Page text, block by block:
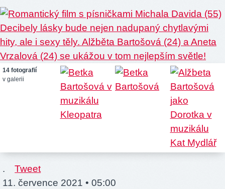
14 fotografií
v galerii
.
Tweet
11. července 2021 • 05:00